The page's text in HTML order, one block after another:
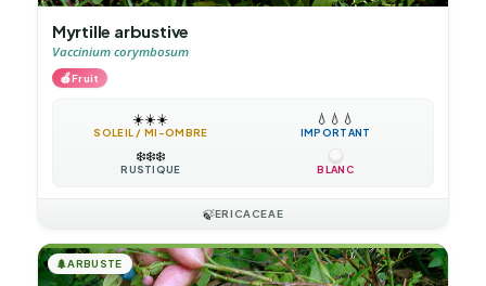
Myrtille arbustive
Vaccinium corymbosum
🍎Fruit
☀️☀️☀️
SOLEIL / MI-OMBRE
💧 💧 💧
IMPORTANT
❄️❄️❄️
RUSTIQUE BLANC
🍃ERICACEAE
🌲ARBUSTE